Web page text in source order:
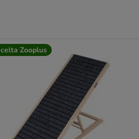
Zooplus